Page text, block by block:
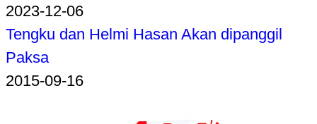
2023-12-06
Tengku dan Helmi Hasan Akan dipanggil
Paksa
2015-09-16